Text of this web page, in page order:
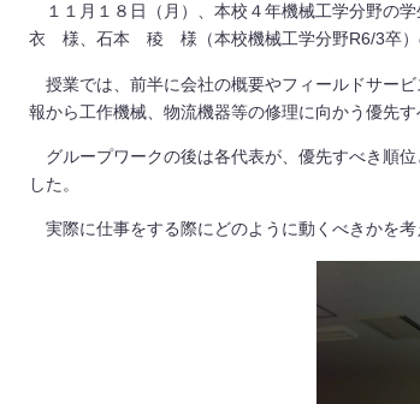
１１月１８日（月）、本校４年機械工学分野の
衣 様、石本 稜 様（本校機械工学分野R6/3卒）
授業では、前半に会社の概要やフィールドサー
報から工作機械、物流機器等の修理に向かう優先
グループワークの後は各代表が、優先すべき順
した。
実際に仕事をする際にどのように動くべきかを